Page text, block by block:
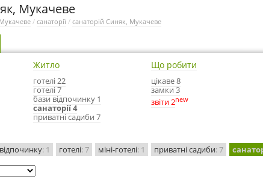
Мукачеве
Мукачеве / санаторії / санаторій Синяк, Мукачеве
Житло
готелі 22
готелі 7
бази відпочинку 1
санаторії 4
приватні садиби 7
Що робити
цікаве 8
замки 3
звіти 2new
: 1 готелі: 7 міні-готелі: 1 приватні садиби: 7